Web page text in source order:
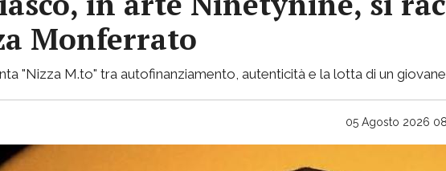
Monferrato
"Nizza M.to" tra autofinanziamento, autenticità e la lotta di un
05 Agosto 2026